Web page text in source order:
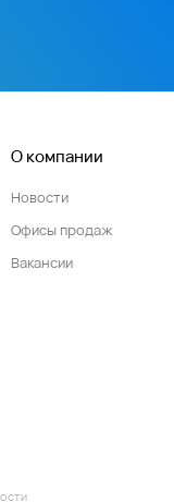
О компании
Новости
Офисы продаж
Вакансии